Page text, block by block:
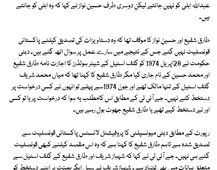
عبداللہ اہلی کو نہیں جانتے لیکن دوسری طرف حسین نواز نے کہا کہ وہ اہلی کو جانتے
ہیں۔
طارق شفیع اور حسین نواز کا موقف تھا کہ وہ دستاویزات کی تصدیق کیلئے پاکستانی
قونصلیٹ نہیں گئے جس کے نتیجے میں سارے عمل پر سوال اٹھ گئے ہیں۔ دبئی
حکومت نے 28اپریل 1974 کو گلف اسٹیل کے شیئر ہولڈرز کا اجازت نامہ طارق شفیع
اور محمد حسین کے نام جاری کیا مگر طارق شفیع کا کہنا تھا کہ میاں محمد شریف
گلف اسٹیل کے تنہا مالک تھے اور جون 1974سے پہلے تو انہوں نے کسی درخواست پر
دستخط کئے نہیں۔ جے آئی ٹی کے مطابق اس کامطلب یہ ہوا کہ درخواست پر یا تو کسی
اور نے دستخط کیے تھے یا طارق شفیع جھوٹ بول رہے ہیں۔
رپورٹ کے مطابق دبئی میونسپلٹی کا پروفیشنل لائسنس پاکستانی قونصلیٹ سے
تصدیق شدہ ہے تاہم طارق شفیع کا کہنا ہے کہ وہ اس مقصد کیلئے کبھی قونصلیٹ
گئے ہی نہیں۔ جے آئی ٹی نے کہا کہ شہباز شریف اور طارق شفیع کے گلف اسٹیل سے